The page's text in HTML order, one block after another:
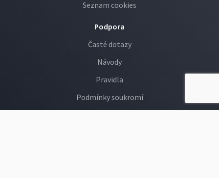
Seznam cookies
Podpora
Časté dotazy
Návody
Pravidla
Podmínky soukromí